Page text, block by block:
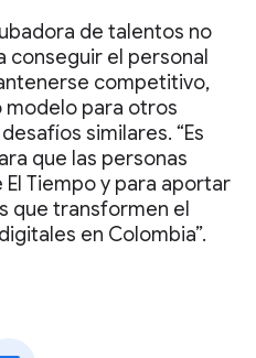
de talentos no
conseguir el personal
competitivo,
modelo para otros
similares. “Es
que las personas
Tiempo y para aportar
que transformen el
en Colombia”.